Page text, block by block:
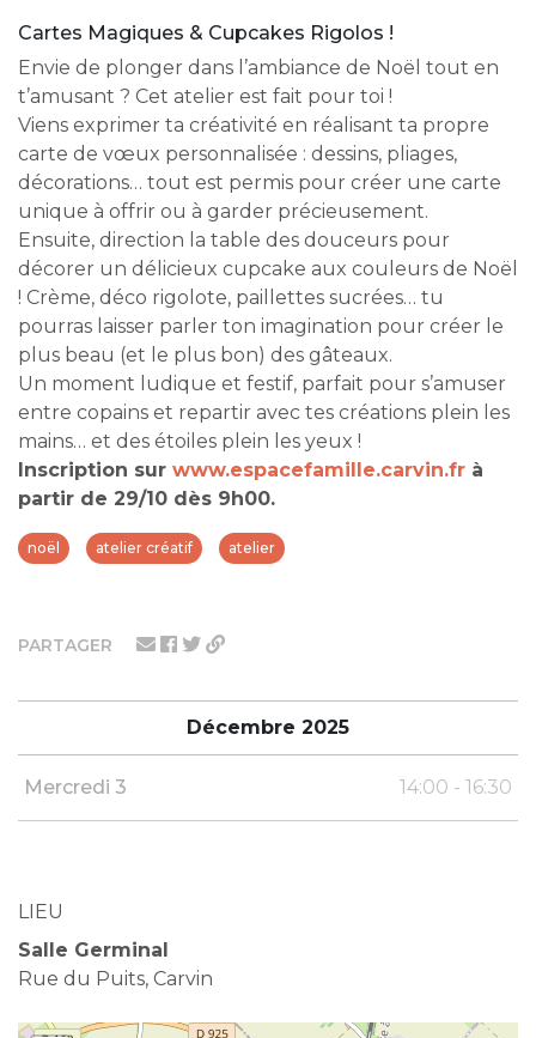
PARTAGER
Décembre 2025
Mercredi 3 14:00 - 16:30
LIEU
Salle Germinal
Rue du Puits, Carvin
Cartes Magiques & Cupcakes Rigolos !
Envie de plonger dans l’ambiance de Noël tout en
t’amusant ? Cet atelier est fait pour toi !
Viens exprimer ta créativité en réalisant ta propre
carte de vœux personnalisée : dessins, pliages,
décorations… tout est permis pour créer une carte
unique à offrir ou à garder précieusement.
Ensuite, direction la table des douceurs pour
décorer un délicieux cupcake aux couleurs de Noël
! Crème, déco rigolote, paillettes sucrées… tu
pourras laisser parler ton imagination pour créer le
plus beau (et le plus bon) des gâteaux.
Un moment ludique et festif, parfait pour s’amuser
entre copains et repartir avec tes créations plein les
mains… et des étoiles plein les yeux !
Inscription sur www.espacefamille.carvin.fr à
partir de 29/10 dès 9h00.
noël atelier créatif atelier